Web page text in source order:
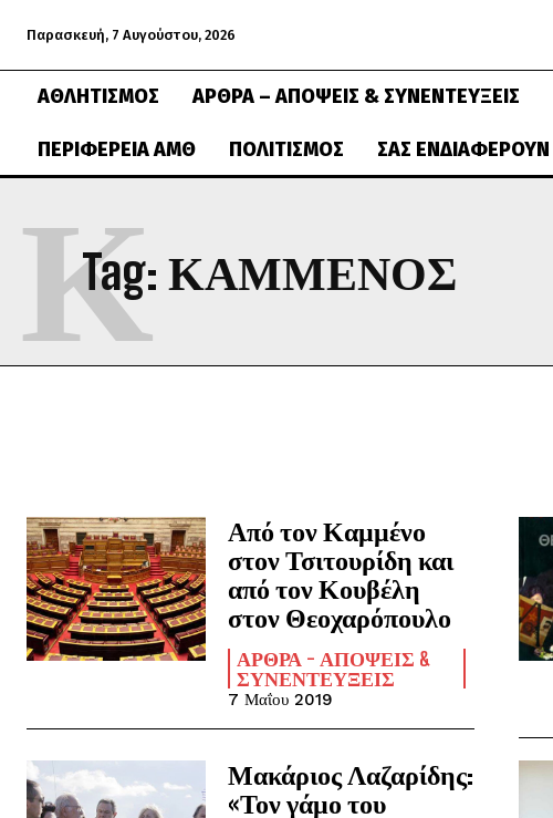
Παρασκευή, 7 Αυγούστου, 2026
ΑΘΛΗΤΙΣΜΌΣ ΆΡΘΡΑ – ΑΠΌΨΕΙΣ & ΣΥΝΕΝΤΕΎΞΕΙΣ
ΠΕΡΙΦΈΡΕΙΑ ΑΜΘ ΠΟΛΙΤΙΣΜΌΣ ΣΑΣ ΕΝΔΙΑΦΈΡΟΥΝ
Tag: ΚΑΜΜΕΝΟΣ
Κ
Από τον Καμμένο
στον Τσιτουρίδη και
από τον Κουβέλη
στον Θεοχαρόπουλο
ΆΡΘΡΑ - ΑΠΌΨΕΙΣ &
ΣΥΝΕΝΤΕΎΞΕΙΣ
7 Μαΐου 2019
Μακάριος Λαζαρίδης:
«Τον γάμο του